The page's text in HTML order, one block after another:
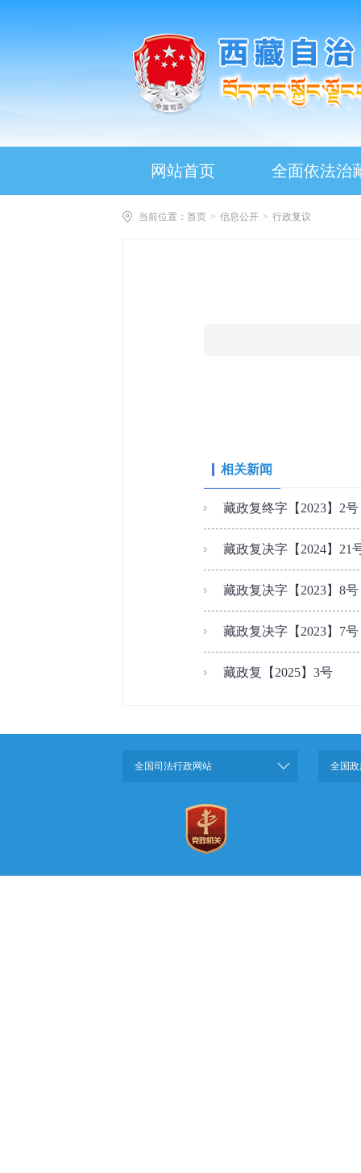
网站首页 全面依法治
当前位置： 首页 > 信息公开 > 行政复议
相关新闻
藏政复终字【2023】2号
藏政复决字【2024】21
藏政复决字【2023】8号
藏政复决字【2023】7号
藏政复【2025】3号
全国司法行政网站 全国